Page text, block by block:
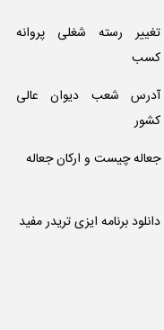
تغییر رسته شغلی پروانه
کسب
آدرس شعب دیوان عالی
کشور
جعاله چیست و ارکان جعاله
دانلود برنامه ایزی تریدر مفید